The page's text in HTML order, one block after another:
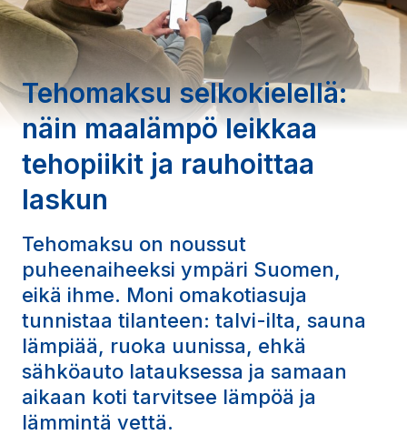
Tehomaksu selkokielellä:
näin maalämpö leikkaa
tehopiikit ja rauhoittaa
laskun
Tehomaksu on noussut
puheenaiheeksi ympäri Suomen,
eikä ihme. Moni omakotiasuja
tunnistaa tilanteen: talvi-ilta, sauna
lämpiää, ruoka uunissa, ehkä
sähköauto latauksessa ja samaan
aikaan koti tarvitsee lämpöä ja
lämmintä vettä.